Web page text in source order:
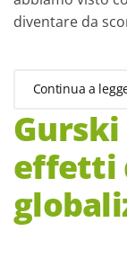
diventare da
Continua a
Gurski
effetti